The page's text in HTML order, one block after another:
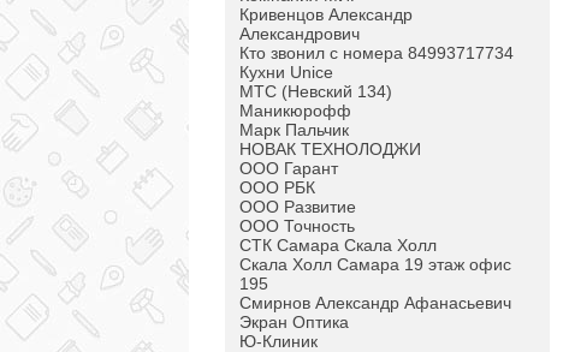
Кривенцов Александр
Александрович
Кто звонил с номера 84993717734
Кухни Unice
МТС (Невский 134)
Маникюрофф
Марк Пальчик
НОВАК ТЕХНОЛОДЖИ
ООО Гарант
ООО РБК
ООО Развитие
ООО Точность
СТК Самара Скала Холл
Скала Холл Самара 19 этаж офис
195
Смирнов Александр Афанасьевич
Экран Оптика
Ю-Клиник